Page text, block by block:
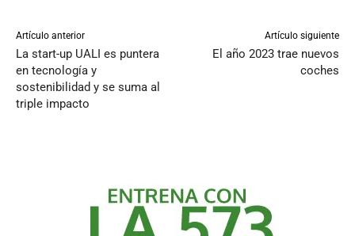
Artículo anterior
La start-up UALI es puntera
en tecnología y
sostenibilidad y se suma al
triple impacto
Artículo siguiente
El año 2023 trae nuevos
coches